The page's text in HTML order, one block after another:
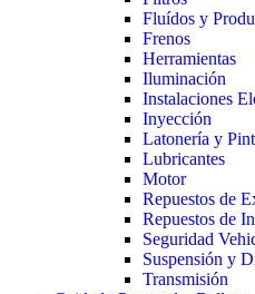
Fluídos y
Frenos
Herramientas
Iluminación
Instalaciones
Inyección
Latonería y
Lubricantes
Motor
Repuestos de
Repuestos de
Seguridad
Suspensión y
Transmisión